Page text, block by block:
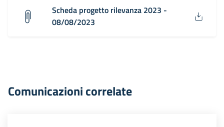
Scheda progetto rilevanza 2023 -
08/08/2023
Comunicazioni correlate